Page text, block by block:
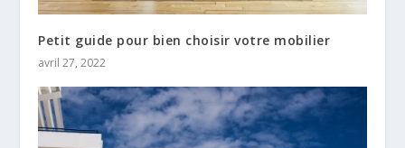
Petit guide pour bien choisir votre mobilier
avril 27, 2022